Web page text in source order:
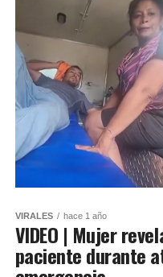
VIRALES hace 1 año
VIDEO | Mujer
paciente durante